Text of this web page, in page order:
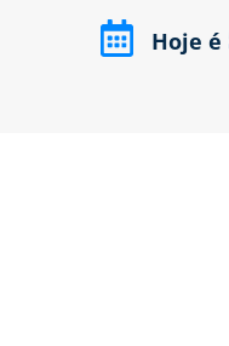
Hoje é